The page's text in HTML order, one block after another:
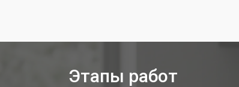
Этапы работ